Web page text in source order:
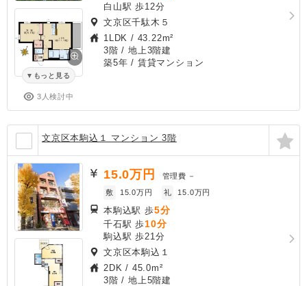
もっと見る
3人検討中
白山駅 歩12分
文京区千駄木５
1LDK / 43.22m²
3階 / 地上3階建
築5年 / 賃貸マンション
文京区本駒込１ マンション 3階
15.0万円 管理費 －
敷
15.0万円 礼 15.0万円
本駒込駅 歩5分
千石駅 歩10分
駒込駅 歩21分
文京区本駒込１
2DK / 45.0m²
3階 / 地上5階建